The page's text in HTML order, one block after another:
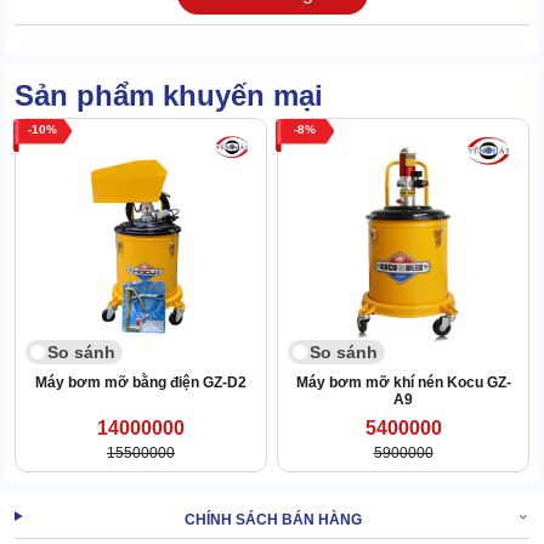
bền khi có phần thân máy, vỏ bảo vệ động cơ, thùng mỡ bằng
làm việc tốt trong nhiều điều kiện môi trường khắc nghiệt.
Sản phẩm khuyến mại
10
So sánh
Máy bơm mỡ bằng điện GZ-D2
14000000
15500000
8
So sánh
Máy bơm mỡ khí nén Kocu GZ-
A9
5400000
5900000
CHÍNH SÁCH BÁN HÀNG